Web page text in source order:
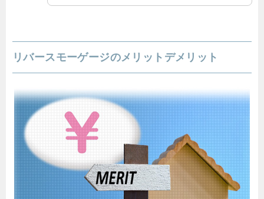
リバースモーゲージのメリットデメリット